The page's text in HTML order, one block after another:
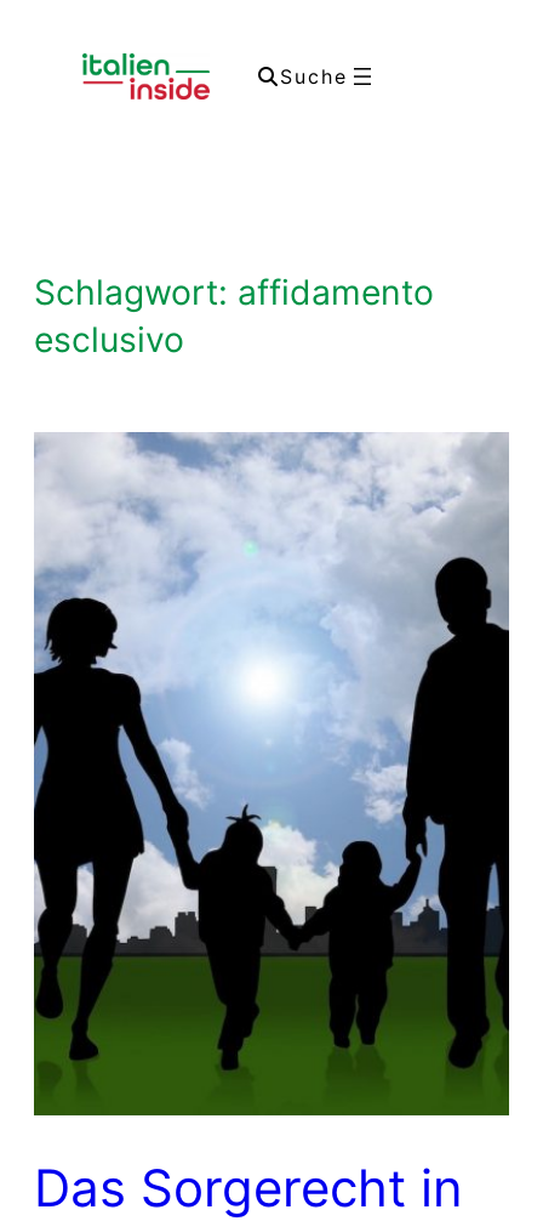
springen
Suche
Schlagwort: affidamento
esclusivo
Das Sorgerecht in